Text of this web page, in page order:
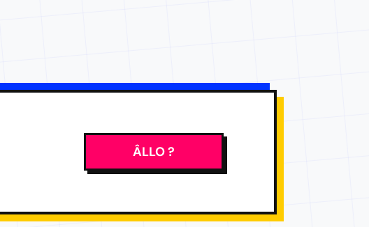
ÂLLO ?